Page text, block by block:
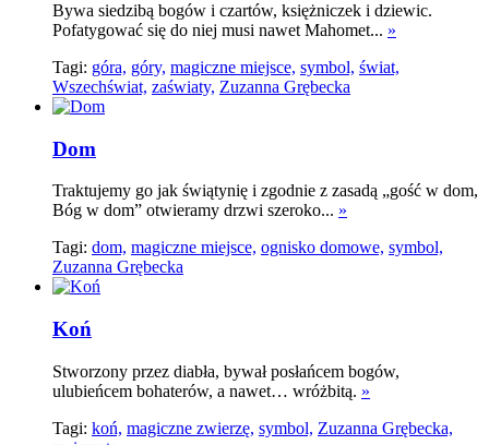
Bywa siedzibą bogów i czartów, księżniczek i dziewic.
Pofatygować się do niej musi nawet Mahomet... »
Tagi: góra, góry, magiczne miejsce, symbol, świat,
Wszechświat, zaświaty, Zuzanna Grębecka
Dom
Traktujemy go jak świątynię i zgodnie z zasadą „gość w dom,
Bóg w dom” otwieramy drzwi szeroko... »
Tagi: dom, magiczne miejsce, ognisko domowe, symbol,
Zuzanna Grębecka
Koń
Stworzony przez diabła, bywał posłańcem bogów,
ulubieńcem bohaterów, a nawet… wróżbitą. »
Tagi: koń, magiczne zwierzę, symbol, Zuzanna Grębecka,